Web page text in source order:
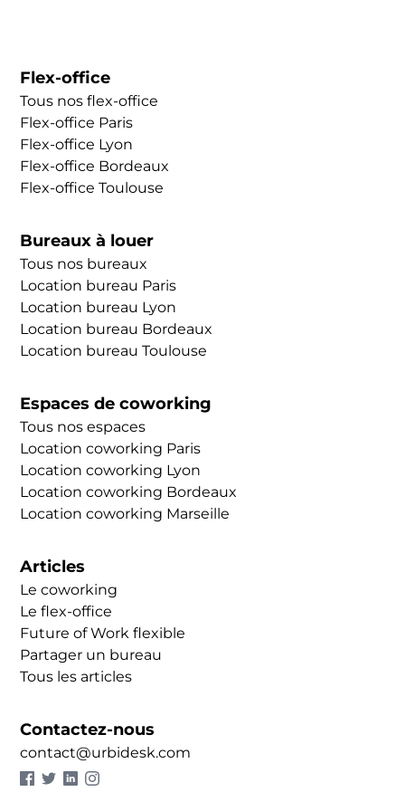
le&nbsp;travail au bureau&nbsp;et à distance. Le
but est d'offrir aux salariés les avantages des
deux systèmes. Cette
nouvelle&nbsp;organisation du travail, entre
présentiel et&nbsp;full remote, peut s'articuler
de différentes manières :
Flex-office
Tous nos flex-office
Flex-office Paris
Flex-office Lyon
Flex-office Bordeaux
Flex-office Toulouse
Bureaux à louer
Tous nos bureaux
Location bureau Paris
Location bureau Lyon
Location bureau Bordeaux
Location bureau Toulouse
Espaces de coworking
Tous nos espaces
Location coworking Paris
Location coworking Lyon
Location coworking Bordeaux
Location coworking Marseille
Articles
Le coworking
Le flex-office
Future of Work flexible
Partager un bureau
Tous les articles
Contactez-nous
contact@urbidesk.com